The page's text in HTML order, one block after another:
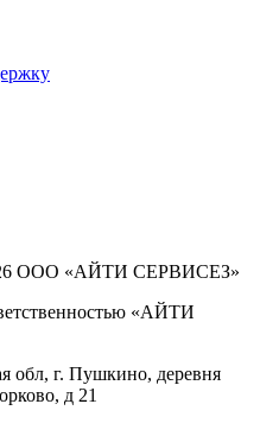
ООО «АЙТИ СЕРВИСЕЗ»
«АЙТИ
обл, г. Пушкино, деревня
д 21